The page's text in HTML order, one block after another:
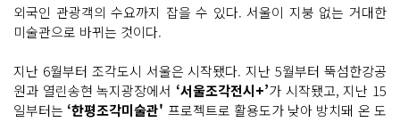
외국인 관광객의 수요까지 잡을 수 있다. 서울이 지붕 없는 거대한
미술관으로 바뀌는 것이다.
지난 6월부터 조각도시 서울은 시작됐다. 지난 5월부터 뚝섬한강공
원과 열린송현 녹지광장에서 ‘서울조각전시+’가 시작됐고, 지난 15
일부터는 ‘한평조각미술관' 프로젝트로 활용도가 낮아 방치돼 온 도